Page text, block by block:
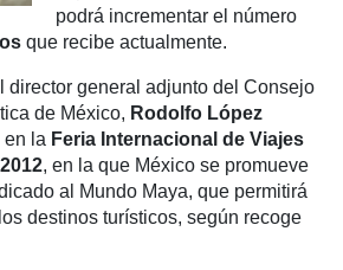
podrá incrementar el número
que recibe actualmente.
director general adjunto del Consejo
de México, Rodolfo López
en la Feria Internacional de Viajes
, en la que México se promueve
al Mundo Maya, que permitirá
destinos turísticos, según recoge